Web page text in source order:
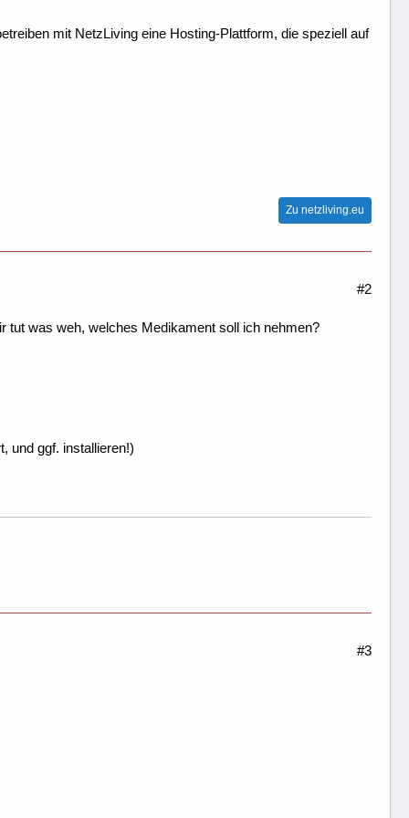
mit NetzLiving eine Hosting-Plattform, die speziell auf
Zu netzliving.eu
#2
tut was weh, welches Medikament soll ich nehmen?
und ggf. installieren!)
#3